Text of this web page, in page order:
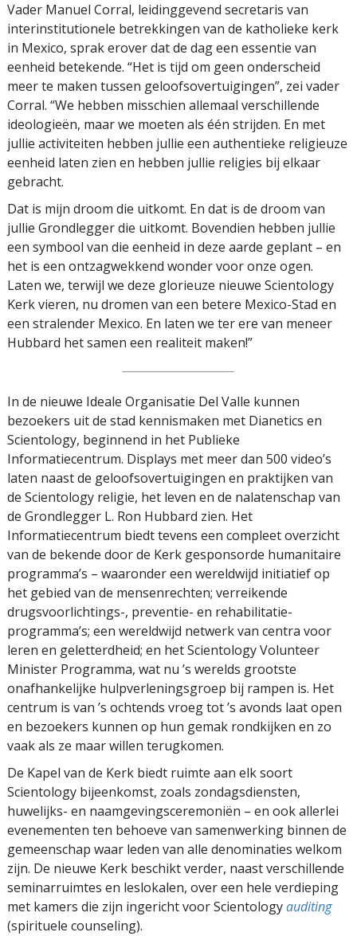
Vader Manuel Corral, leidinggevend secretaris van
interinstitutionele betrekkingen van de katholieke kerk
in Mexico, sprak erover dat de dag een essentie van
eenheid betekende. “Het is tijd om geen onderscheid
meer te maken tussen geloofs­overtuigingen”, zei vader
Corral. “We hebben misschien allemaal verschillende
ideologieën, maar we moeten als één strijden. En met
jullie activiteiten hebben jullie een authentieke religieuze
eenheid laten zien en hebben jullie religies bij elkaar
gebracht.
Dat is mijn droom die uitkomt. En dat is de droom van
jullie Grondlegger die uitkomt. Bovendien hebben jullie
een symbool van die eenheid in deze aarde geplant – en
het is een ontzagwekkend wonder voor onze ogen.
Laten we, terwijl we deze glorieuze nieuwe Scientology
Kerk vieren, nu dromen van een betere Mexico-Stad en
een stralender Mexico. En laten we ter ere van meneer
Hubbard het samen een realiteit maken!”
In de nieuwe Ideale Organisatie Del Valle kunnen
bezoekers uit de stad kennismaken met Dianetics en
Scientology, beginnend in het Publieke
Informatiecentrum. Displays met meer dan 500 video’s
laten naast de geloofsovertuigingen en praktijken van
de Scientology religie, het leven en de nalatenschap van
de Grondlegger L. Ron Hubbard zien. Het
Informatiecentrum biedt tevens een compleet overzicht
van de bekende door de Kerk gesponsorde humanitaire
programma’s – waaronder een wereldwijd initiatief op
het gebied van de mensenrechten; verreikende
drugsvoorlichtings-, preventie- en rehabilitatie­
programma’s; een wereldwijd netwerk van centra voor
leren en geletterdheid; en het Scientology Volunteer
Minister Programma, wat nu ’s werelds grootste
onafhankelijke hulpverleningsgroep bij rampen is. Het
centrum is van ’s ochtends vroeg tot ’s avonds laat open
en bezoekers kunnen op hun gemak rondkijken en zo
vaak als ze maar willen terugkomen.
De Kapel van de Kerk biedt ruimte aan elk soort
Scientology bijeenkomst, zoals zondagsdiensten,
huwelijks- en naamgevings­ceremoniën – en ook allerlei
evenementen ten behoeve van samenwerking binnen de
gemeenschap waar leden van alle denominaties welkom
zijn. De nieuwe Kerk beschikt verder, naast verschillende
seminarruimtes en leslokalen, over een hele verdieping
met kamers die zijn ingericht voor Scientologyauditing
(spirituele counseling).